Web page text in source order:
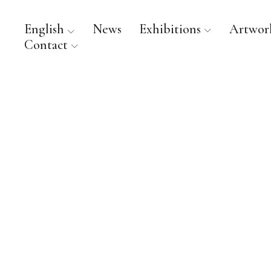
English News Exhibitions
Contact